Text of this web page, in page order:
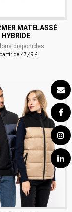
MATELASSÉ
HYBRIDE
disponibles
de 47,49 €